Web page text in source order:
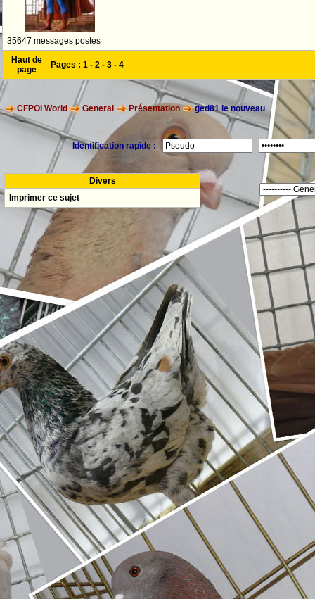
35647 messages postés
Haut de
page
Pages : 1 - 2 - 3 - 4
CFPOI World General Présentation ged81 le nouveau
Identification rapide :
Divers
Imprimer ce sujet